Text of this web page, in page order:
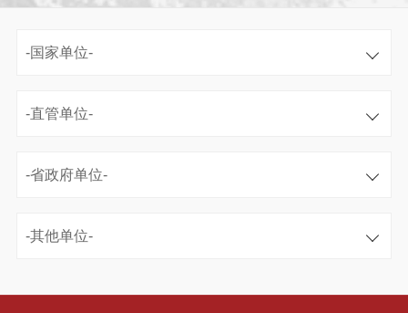
-国家单位-
-直管单位-
-省政府单位-
-其他单位-